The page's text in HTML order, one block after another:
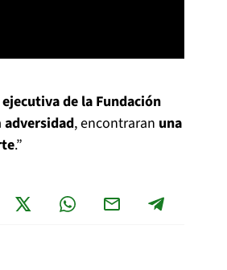
de la Fundación
adversidad, encontraran una
.”